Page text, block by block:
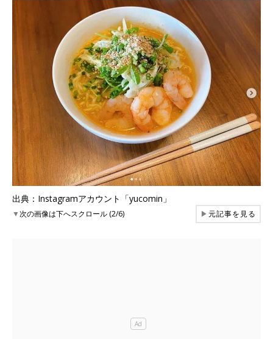
出典：Instagramアカウント「yucomin」
▼次の画像は下へスクロール (2/6) ▶元記事を見る